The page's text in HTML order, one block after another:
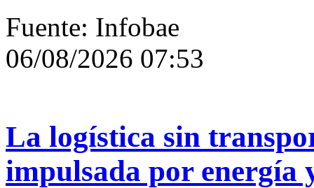
Fuente: Infobae
06/08/2026 07:53
La logística sin
impulsada por energía